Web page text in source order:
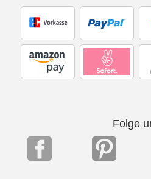
Folge